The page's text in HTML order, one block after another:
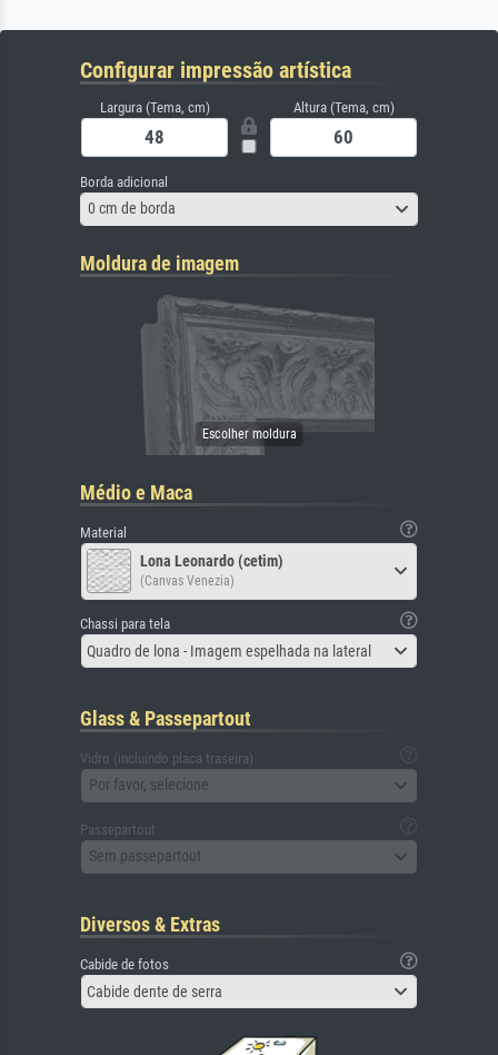
Configurar impressão artística
Largura (Tema, cm) Altura (Tema, cm)
Borda adicional
0 cm de borda
Moldura de imagem
Médio e Maca
Material
Lona Leonardo (cetim)
(Canvas Venezia)
Chassi para tela
Quadro de lona - Imagem espelhada na lateral
Glass & Passepartout
Vidro (incluindo placa traseira)
Por favor, selecione
Passepartout
Sem passepartout
Diversos & Extras
Cabide de fotos
Cabide dente de serra